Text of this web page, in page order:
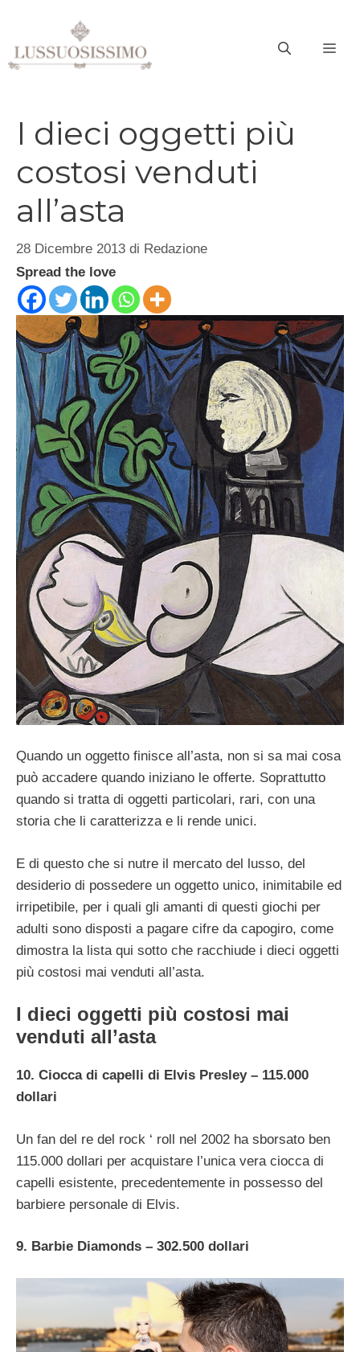
contenuto
I dieci oggetti più
costosi venduti
all’asta
28 Dicembre 2013 di Redazione
Spread the love
Quando un oggetto finisce all’asta, non si sa mai cosa
può accadere quando iniziano le offerte. Soprattutto
quando si tratta di oggetti particolari, rari, con una
storia che li caratterizza e li rende unici.
E di questo che si nutre il mercato del lusso, del
desiderio di possedere un oggetto unico, inimitabile ed
irripetibile, per i quali gli amanti di questi giochi per
adulti sono disposti a pagare cifre da capogiro, come
dimostra la lista qui sotto che racchiude i dieci oggetti
più costosi mai venduti all’asta.
I dieci oggetti più costosi mai
venduti all’asta
10. Ciocca di capelli di Elvis Presley – 115.000
dollari
Un fan del re del rock ‘ roll nel 2002 ha sborsato ben
115.000 dollari per acquistare l’unica vera ciocca di
capelli esistente, precedentemente in possesso del
barbiere personale di Elvis.
9. Barbie Diamonds – 302.500 dollari